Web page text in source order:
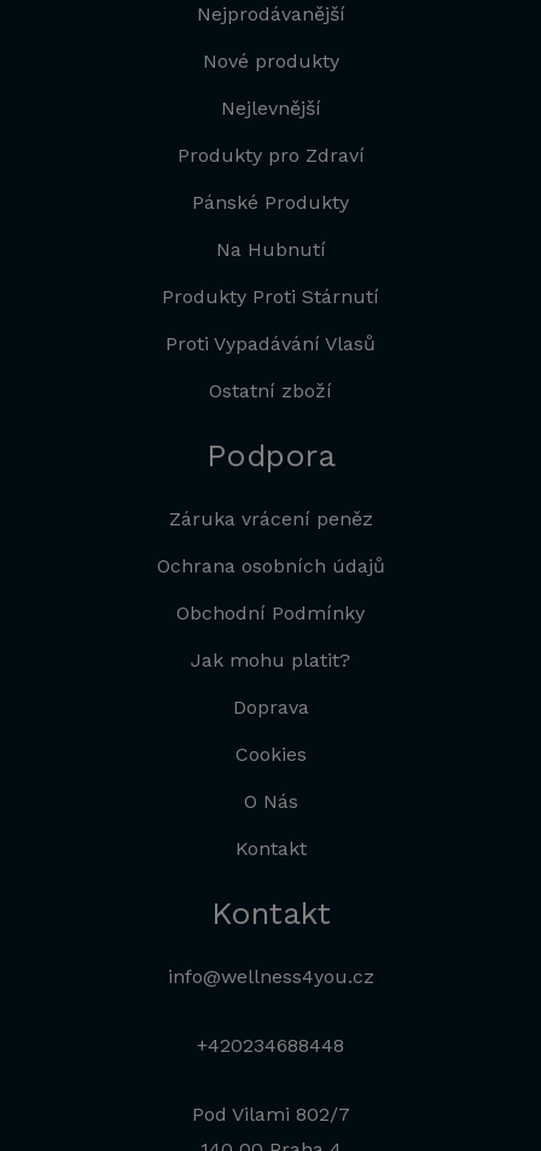
Nejprodávanější
Nové produkty
Nejlevnější
Produkty pro Zdraví
Pánské Produkty
Na Hubnutí
Produkty Proti Stárnutí
Proti Vypadávání Vlasů
Ostatní zboží
Podpora
Záruka vrácení peněz
Ochrana osobních údajů
Obchodní Podmínky
Jak mohu platit?
Doprava
Cookies
O Nás
Kontakt
Kontakt
info@wellness4you.cz
+420234688448
Pod Vilami 802/7